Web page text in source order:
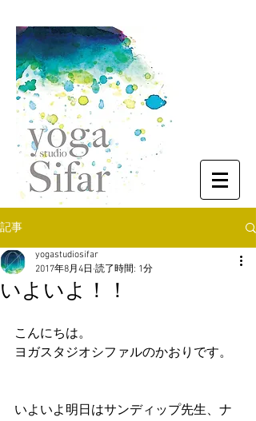
記事
いよいよ！！
yogastudiosifar
2017年8月4日 読了時間: 1分
こんにちは。
ヨガスタジオシファルのかおりです。
いよいよ明日はサンディップ先生、ナ